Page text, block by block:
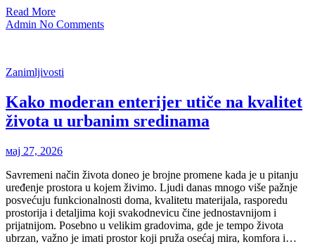
Read More
Admin No Comments
Zanimljivosti
Kako moderan enterijer utiče na kvalitet
života u urbanim sredinama
мај 27, 2026
Savremeni način života doneo je brojne promene kada je u pitanju
uređenje prostora u kojem živimo. Ljudi danas mnogo više pažnje
posvećuju funkcionalnosti doma, kvalitetu materijala, rasporedu
prostorija i detaljima koji svakodnevicu čine jednostavnijom i
prijatnijom. Posebno u velikim gradovima, gde je tempo života
ubrzan, važno je imati prostor koji pruža osećaj mira, komfora i…